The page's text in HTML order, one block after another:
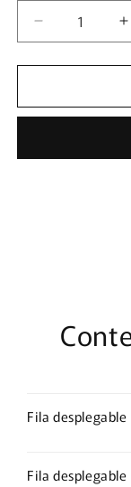
Reducir
cantidad
para
SALVADOR
1
1
Fila desplegable
Fila desplegable